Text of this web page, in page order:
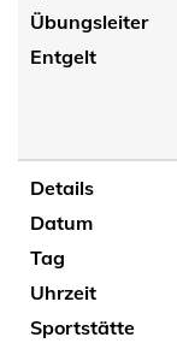
Übungsleiter
Entgelt
Details
Datum
Tag
Uhrzeit
Sportstätte